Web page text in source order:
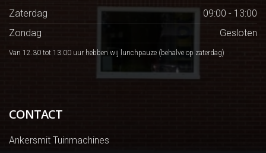
Zaterdag
09:00 - 13:00
Zondag
Gesloten
Van 12.30 tot 13.00 uur hebben wij lunchpauze (behalve op zaterdag)
CONTACT
Ankersmit Tuinmachines